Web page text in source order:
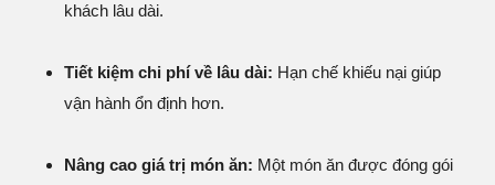
khách lâu dài.
Tiết kiệm chi phí về lâu dài: Hạn chế khiếu nại giúp
vận hành ổn định hơn.
Nâng cao giá trị món ăn: Một món ăn được đóng gói